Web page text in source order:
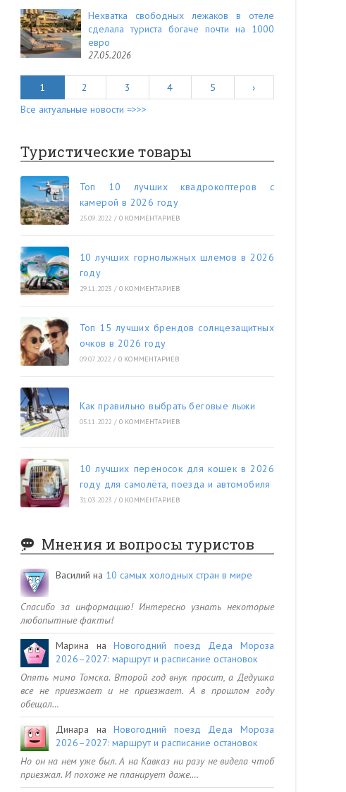
Нехватка свободных лежаков в отеле
сделала туриста богаче почти на 1000
евро
27.05.2026
1 2 3 4 5
›
Все актуальные новости =>>>
Туристические товары
Топ 10 лучших квадрокоптеров с
камерой в 2026 году
25.09.2022 / 0 КОММЕНТАРИЕВ
10 лучших горнолыжных шлемов в 2026
году
29.11.2023 / 0 КОММЕНТАРИЕВ
Топ 15 лучших брендов солнцезащитных
очков в 2026 году
09.07.2022 / 0 КОММЕНТАРИЕВ
Как правильно выбрать беговые лыжи
05.11.2022 / 0 КОММЕНТАРИЕВ
10 лучших переносок для кошек в 2026
году для самолёта, поезда и автомобиля
31.03.2023 / 0 КОММЕНТАРИЕВ
Мнения и вопросы туристов
Василий на 10 самых холодных стран в мире
Спасибо за информацию! Интересно узнать некоторые
любопытные факты!
Марина наНовогодний поезд Деда Мороза
2026–2027: маршрут и расписание остановок
Опять мимо Томска. Второй год внук просит, а Дедушка
все не приезжает и не приезжает. А в прошлом году
обещал…
Динара наНовогодний поезд Деда Мороза
2026–2027: маршрут и расписание остановок
Но он на нем уже был. А на Кавказ ни разу не видела чтоб
приезжал. И похоже не планирует даже.…